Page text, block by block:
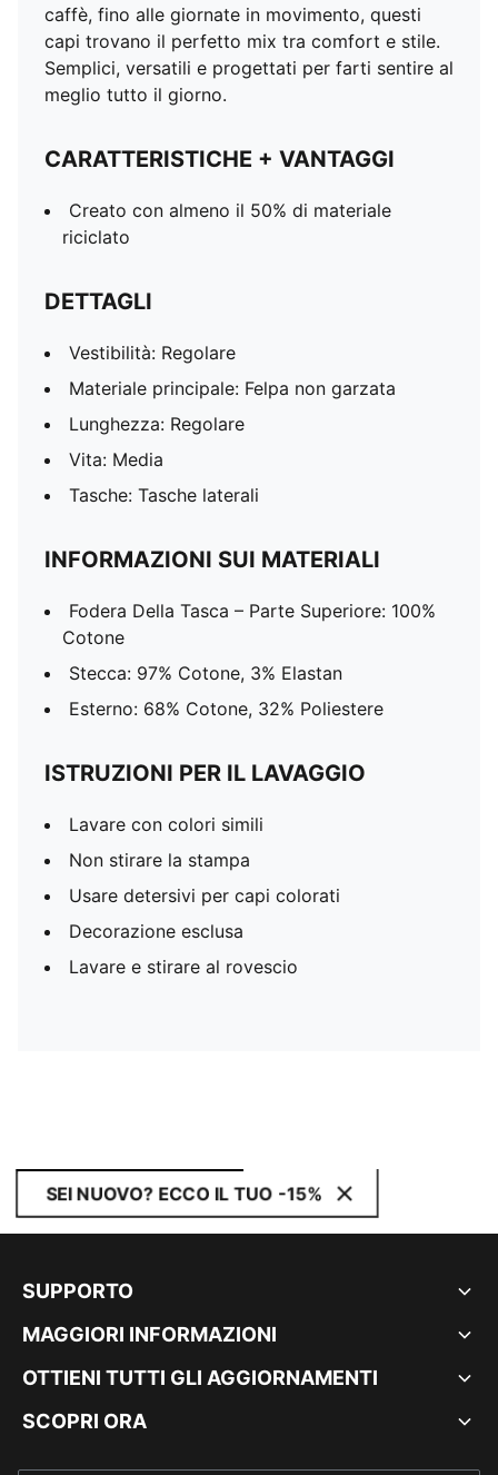
caffè, fino alle giornate in movimento, questi
capi trovano il perfetto mix tra comfort e stile.
Semplici, versatili e progettati per farti sentire al
meglio tutto il giorno.
CARATTERISTICHE + VANTAGGI
Creato con almeno il 50% di materiale
riciclato
DETTAGLI
Vestibilità: Regolare
Materiale principale: Felpa non garzata
Lunghezza: Regolare
Vita: Media
Tasche: Tasche laterali
INFORMAZIONI SUI MATERIALI
Fodera Della Tasca – Parte Superiore: 100%
Cotone
Stecca: 97% Cotone, 3% Elastan
Esterno: 68% Cotone, 32% Poliestere
ISTRUZIONI PER IL LAVAGGIO
Lavare con colori simili
Non stirare la stampa
Usare detersivi per capi colorati
Decorazione esclusa
Lavare e stirare al rovescio
SEI NUOVO? ECCO IL TUO -15%
SUPPORTO
MAGGIORI INFORMAZIONI
OTTIENI TUTTI GLI AGGIORNAMENTI
SCOPRI ORA